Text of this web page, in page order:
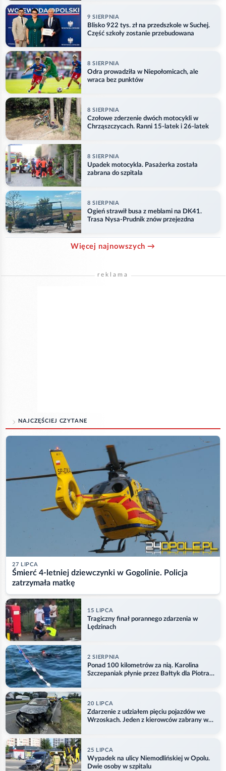
9 SIERPNIA
Blisko 922 tys. zł na przedszkole w Suchej.
Część szkoły zostanie przebudowana
8 SIERPNIA
Odra prowadziła w Niepołomicach, ale
wraca bez punktów
8 SIERPNIA
Czołowe zderzenie dwóch motocykli w
Chrząszczycach. Ranni 15-latek i 26-latek
8 SIERPNIA
Upadek motocykla. Pasażerka została
zabrana do szpitala
8 SIERPNIA
Ogień strawił busa z meblami na DK41.
Trasa Nysa-Prudnik znów przejezdna
Więcej najnowszych →
reklama
NAJCZĘŚCIEJ CZYTANE
27 LIPCA
Śmierć 4-letniej dziewczynki w Gogolinie. Policja
zatrzymała matkę
15 LIPCA
Tragiczny finał porannego zdarzenia w
Lędzinach
2 SIERPNIA
Ponad 100 kilometrów za nią. Karolina
Szczepaniak płynie przez Bałtyk dla Piotra.
20 LIPCA
Zdarzenie z udziałem pięciu pojazdów we
Wrzoskach. Jeden z kierowców zabrany w
25 LIPCA
Wypadek na ulicy Niemodlińskiej w Opolu.
Dwie osoby w szpitalu